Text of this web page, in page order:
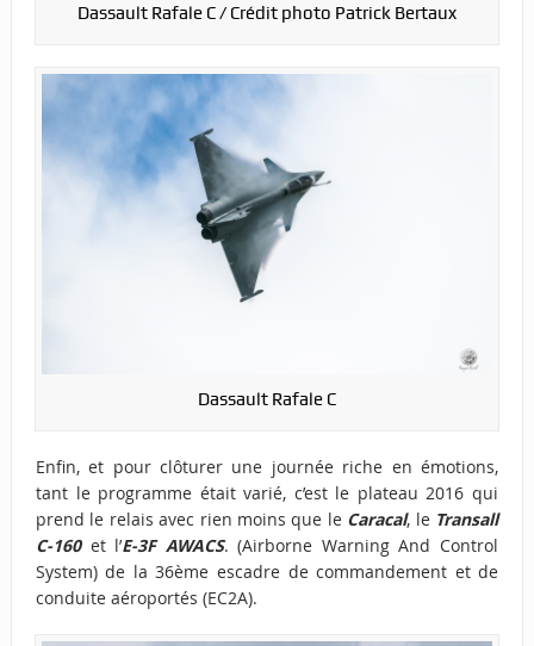
Dassault Rafale C / Crédit photo Patrick Bertaux
Dassault Rafale C
Enfin, et pour clôturer une journée riche en émotions,
tant le programme était varié, c’est le plateau 2016 qui
prend le relais avec rien moins que le Caracal, le Transall
C-160et l’E-3F AWACS. (Airborne Warning And Control
System) de la 36ème escadre de commandement et de
conduite aéroportés (EC2A).